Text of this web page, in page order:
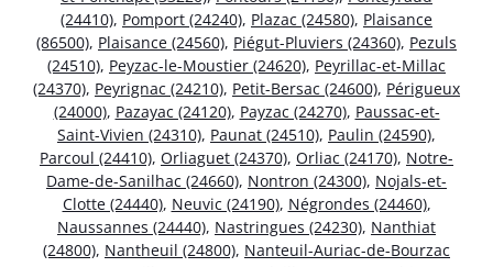
(24410), Pomport (24240), Plazac (24580), Plaisance
(86500), Plaisance (24560), Piégut-Pluviers (24360), Pezuls
(24510), Peyzac-le-Moustier (24620), Peyrillac-et-Millac
(24370), Peyrignac (24210), Petit-Bersac (24600), Périgueux
(24000), Pazayac (24120), Payzac (24270), Paussac-et-
Saint-Vivien (24310), Paunat (24510), Paulin (24590),
Parcoul (24410), Orliaguet (24370), Orliac (24170), Notre-
Dame-de-Sanilhac (24660), Nontron (24300), Nojals-et-
Clotte (24440), Neuvic (24190), Négrondes (24460),
Naussannes (24440), Nastringues (24230), Nanthiat
(24800), Nantheuil (24800), Nanteuil-Auriac-de-Bourzac